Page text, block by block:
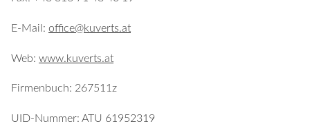
E-Mail: office@kuverts.at
Web: www.kuverts.at
Firmenbuch: 267511z
UID-Nummer: ATU 61952319